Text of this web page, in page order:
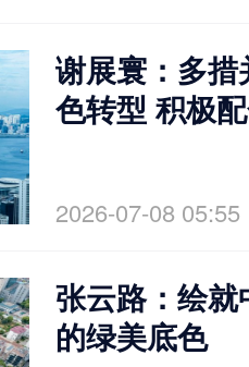
谢展寰：多
色转型 积极
2026-07-08 05:55
张云路：绘
的绿美底色